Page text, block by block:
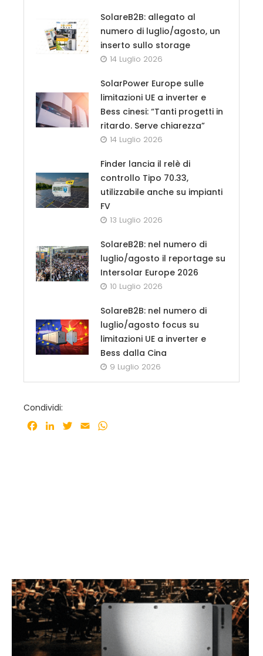
SolareB2B: allegato al
numero di luglio/agosto, un
inserto sullo storage
14 Luglio 2026
SolarPower Europe sulle
limitazioni UE a inverter e
Bess cinesi: “Tanti progetti in
ritardo. Serve chiarezza”
14 Luglio 2026
Finder lancia il relè di
controllo Tipo 70.33,
utilizzabile anche su impianti
FV
13 Luglio 2026
SolareB2B: nel numero di
luglio/agosto il reportage su
Intersolar Europe 2026
10 Luglio 2026
SolareB2B: nel numero di
luglio/agosto focus su
limitazioni UE a inverter e
Bess dalla Cina
9 Luglio 2026
Condividi:
Facebook
LinkedInTwitter
Email